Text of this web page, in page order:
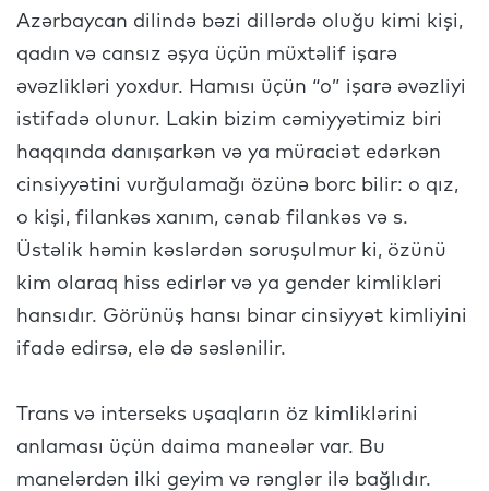
Azərbaycan dilində bəzi dillərdə oluğu kimi kişi,
qadın və cansız əşya üçün müxtəlif işarə
əvəzlikləri yoxdur. Hamısı üçün “o” işarə əvəzliyi
istifadə olunur. Lakin bizim cəmiyyətimiz biri
haqqında danışarkən və ya müraciət edərkən
cinsiyyətini vurğulamağı özünə borc bilir: o qız,
o kişi, filankəs xanım, cənab filankəs və s.
Üstəlik həmin kəslərdən soruşulmur ki, özünü
kim olaraq hiss edirlər və ya gender kimlikləri
hansıdır. Görünüş hansı binar cinsiyyət kimliyini
ifadə edirsə, elə də səslənilir.
Trans və interseks uşaqların öz kimliklərini
anlaması üçün daima maneələr var. Bu
manelərdən ilki geyim və rənglər ilə bağlıdır.